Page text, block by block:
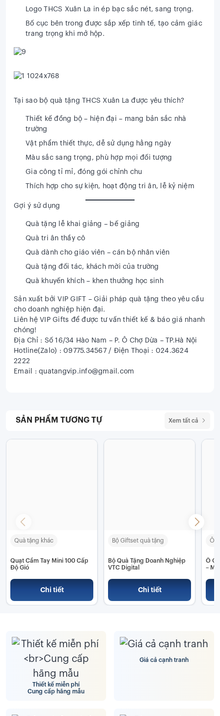
Logo THCS Xuân La in ép bạc sắc nét, sang trọng.
Bố cục bên trong được sắp xếp tinh tế, tạo cảm giác
trang trọng khi mở hộp.
Tại sao bộ quà tặng THCS Xuân La được yêu thích?
Thiết kế đồng bộ – hiện đại – mang bản sắc nhà
trường
Vật phẩm thiết thực, dễ sử dụng hằng ngày
Màu sắc sang trọng, phù hợp mọi đối tượng
Gia công tỉ mỉ, đóng gói chỉnh chu
Thích hợp cho sự kiện, hoạt động tri ân, lễ kỷ niệm
Gợi ý sử dụng
Quà tặng lễ khai giảng – bế giảng
Quà tri ân thầy cô
Quà dành cho giáo viên – cán bộ nhân viên
Quà tặng đối tác, khách mời của trường
Quà khuyến khích – khen thưởng học sinh
Sản xuất bởi VIP GIFT – Giải pháp quà tặng theo yêu cầu
cho doanh nghiệp hiện đại.
Liên hệ VIP Gifts để được tư vấn thiết kế & báo giá nhanh
chóng!
Địa Chỉ : Số 16/34 Hào Nam – P. Ô Chợ Dừa – TP.Hà Nội
Hotline(Zalo) : 09775.34567 / Điện Thoại : 024.3624
2222
Email : quatangvip.info@gmail.com
SẢN PHẨM TƯƠNG TỰ Xem tất cả
Quà tặng khác
Quạt Cầm Tay Mini 100 Cấp
Độ Gió
Chi tiết
Bộ Giftset quà tặng
Bộ Quà Tặng Doanh Nghiệp
VTC Digital
Chi tiết
Ô
Ô
–
Thiết kế miễn phí
Cung cấp hãng mẫu
Giá cả cạnh tranh